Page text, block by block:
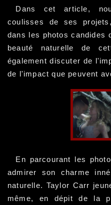
Dans cet article,
coulisses de ses
dans les photos candides
beauté naturelle de
également discuter de
de l'impact que peuvent
En parcourant les
admirer son charme
naturelle. Taylor Carr
même, en dépit de la